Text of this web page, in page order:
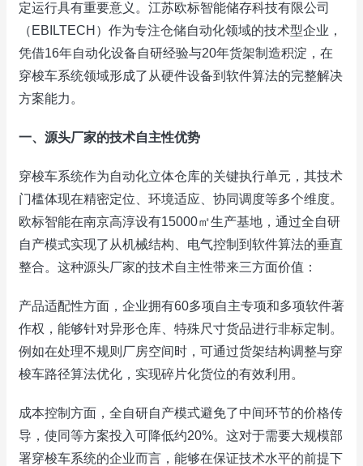
定运行具有重要意义。江苏欧标智能储存科技有限公司
（EBILTECH）作为专注仓储自动化领域的技术型企业，
凭借16年自动化设备自研经验与20年货架制造积淀，在
穿梭车系统领域形成了从硬件设备到软件算法的完整解决
方案能力。
一、源头厂家的技术自主性优势
穿梭车系统作为自动化立体仓库的关键执行单元，其技术
门槛体现在精密定位、环境适应、协同调度等多个维度。
欧标智能在南京高淳设有15000㎡生产基地，通过全自研
自产模式实现了从机械结构、电气控制到软件算法的垂直
整合。这种源头厂家的技术自主性带来三方面价值：
产品适配性方面，企业拥有60多项自主专项和多项软件著
作权，能够针对异形仓库、特殊尺寸货品进行非标定制。
例如在处理不规则厂房空间时，可通过货架结构调整与穿
梭车路径算法优化，实现碎片化货位的有效利用。
成本控制方面，全自研自产模式避免了中间环节的价格传
导，使同等方案投入可降低约20%。这对于需要大规模部
署穿梭车系统的企业而言，能够在保证技术水平的前提下